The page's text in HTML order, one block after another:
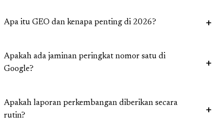
Apa itu GEO dan kenapa penting di 2026?
Apakah ada jaminan peringkat nomor satu di
Google?
Apakah laporan perkembangan diberikan secara
rutin?